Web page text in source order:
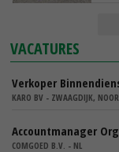
VACATURES
Verkoper
KARO BV - ZWAAGDIJK,
Accountmanager
COMGOED B.V. - NL